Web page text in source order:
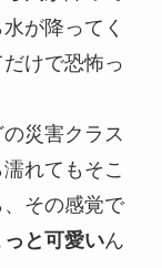
が降ってく
けで恐怖っ
災害クラス
れてもそこ
その感覚で
っと可愛いん